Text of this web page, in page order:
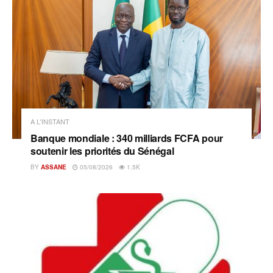
A L'INSTANT
Banque mondiale : 340 milliards FCFA pour
soutenir les priorités du Sénégal
BY ASSANE 05/08/2026 1.5K